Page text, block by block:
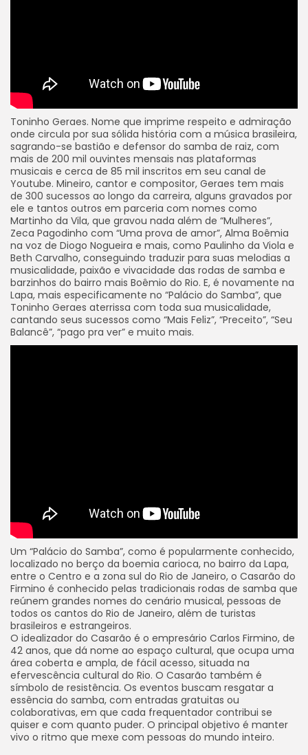
Toninho Geraes. Nome que imprime respeito e admiração
onde circula por sua sólida história com a música brasileira,
sagrando-se bastião e defensor do samba de raiz, com
mais de 200 mil ouvintes mensais nas plataformas
musicais e cerca de 85 mil inscritos em seu canal de
Youtube. Mineiro, cantor e compositor, Geraes tem mais
de 300 sucessos ao longo da carreira, alguns gravados por
ele e tantos outros em parceria com nomes como
Martinho da Vila, que gravou nada além de “Mulheres”,
Zeca Pagodinho com “Uma prova de amor”, Alma Boêmia
na voz de Diogo Nogueira e mais, como Paulinho da Viola e
Beth Carvalho, conseguindo traduzir para suas melodias a
musicalidade, paixão e vivacidade das rodas de samba e
barzinhos do bairro mais Boêmio do Rio. E, é novamente na
Lapa, mais especificamente no “Palácio do Samba”, que
Toninho Geraes aterrissa com toda sua musicalidade,
cantando seus sucessos como “Mais Feliz”, “Preceito”, “Seu
Balancê”, “pago pra ver” e muito mais.
Um “Palácio do Samba”, como é popularmente conhecido,
localizado no berço da boemia carioca, no bairro da Lapa,
entre o Centro e a zona sul do Rio de Janeiro, o Casarão do
Firmino é conhecido pelas tradicionais rodas de samba que
reúnem grandes nomes do cenário musical, pessoas de
todos os cantos do Rio de Janeiro, além de turistas
brasileiros e estrangeiros.
O idealizador do Casarão é o empresário Carlos Firmino, de
42 anos, que dá nome ao espaço cultural, que ocupa uma
área coberta e ampla, de fácil acesso, situada na
efervescência cultural do Rio. O Casarão também é
símbolo de resistência. Os eventos buscam resgatar a
essência do samba, com entradas gratuitas ou
colaborativas, em que cada frequentador contribui se
quiser e com quanto puder. O principal objetivo é manter
vivo o ritmo que mexe com pessoas do mundo inteiro.